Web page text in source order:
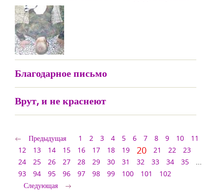
Благодарное письмо
Врут, и не краснеют
Предыдущая 1 2 3 4 5 6 7 8 9 10
11
12
13 14 15 16 17 18 19 20 21 22
23
24
25 26 27 28 29 30 31 32 33 34 35
...
93
94 95 96 97 98 99 100 101
102
Следующая